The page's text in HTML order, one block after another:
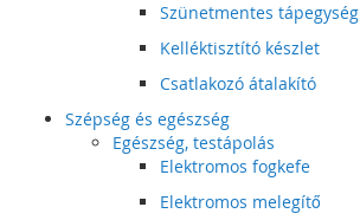
Szünetmentes tápegység
Kelléktisztító készlet
Csatlakozó átalakító
Szépség és egészség
Egészség, testápolás
Elektromos fogkefe
Elektromos melegítő